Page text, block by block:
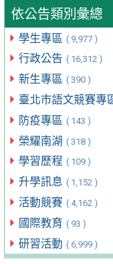
依公告類別彙總
學生專區 ( 9,977 )
行政公告 ( 16,312 )
新生專區 ( 390 )
臺北市語文競賽專
防疫專區 ( 143 )
榮耀南湖 ( 318 )
學習歷程 ( 109 )
升學訊息 ( 1,152 )
活動競賽 ( 4,162 )
國際教育 ( 93 )
研習活動 ( 6,999 )